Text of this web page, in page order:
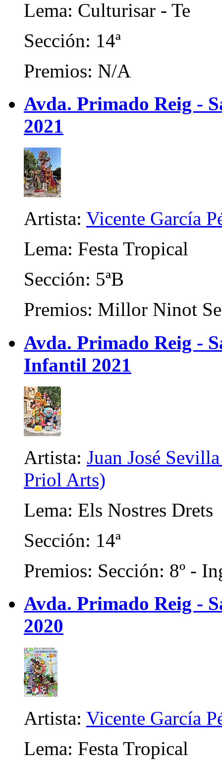
Lema: Culturisar - Te
Sección: 14ª
Premios: N/A
Avda. Primado Reig -
2021
Artista: Vicente García
Lema: Festa Tropical
Sección: 5ªB
Premios: Millor Ninot
Avda. Primado Reig -
Infantil 2021
Artista: Juan José
Priol Arts)
Lema: Els Nostres Drets
Sección: 14ª
Premios: Sección: 8º -
Avda. Primado Reig -
2020
Artista: Vicente García
Lema: Festa Tropical